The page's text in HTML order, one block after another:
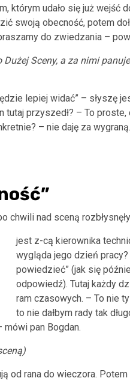
którym udało się już
swoją obecność, potem
do zwiedzania –
Sceny, a za nimi
lepiej widać” – słyszę
tutaj przyszedł? – To
– nie daję za
chwili nad sceną
jest z-cą kierownika
wygląda jego dzień pracy?
powiedzieć” (jak się
odpowiedź). Tutaj każdy
ram czasowych. – To nie
to nie dałbym rady tak
pan Bogdan.
od rana do wieczora.